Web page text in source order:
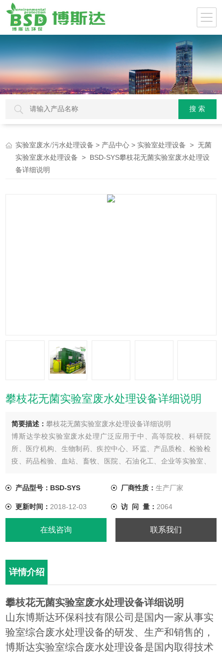
实验室废水/污水处理设备 > 产品中心 > 实验室处理设备 >无菌
实验室废水处理设备 > BSD-SYS攀枝花无菌实验室废水处理设
备详细说明
攀枝花无菌实验室废水处理设备详细说明
简要描述：攀枝花无菌实验室废水处理设备详细说明
博斯达学校实验室废水处理广泛应用于中、高等院校、科研院
所、医疗机构、生物制药、疾控中心、环监、产品质检、检验检
疫、药品检验、血站、畜牧、医院、石油化工、企业等实验室、
【GB8978-1996】中的一级、二级、三级标准，处理后的污水可
再利用。
产品型号：BSD-SYS 厂商性质： 生产厂家
更新时间： 2018-12-03 访 问 量： 2064
在线咨询 联系我们
详情介绍
攀枝花无菌实验室废水处理设备详细说明
山东博斯达环保科技有限公司是国内一家从事实
验室综合废水处理设备的研发、生产和销售的，
博斯达实验室综合废水处理设备是国内取得技术